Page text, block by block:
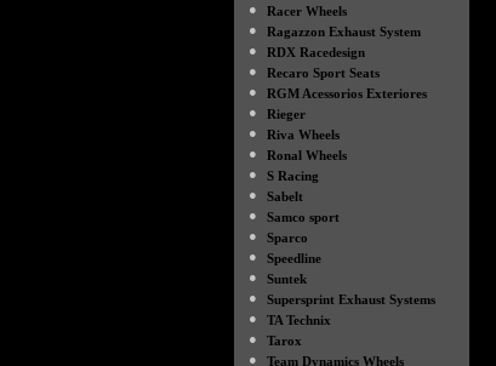
●
Racer Wheels
●
Ragazzon Exhaust System
●
RDX Racedesign
●
Recaro Sport Seats
●
RGM Acessorios Exteriores
●
Rieger
●
Riva Wheels
●
Ronal Wheels
●
S Racing
●
Sabelt
●
Samco sport
●
Sparco
●
Speedline
●
Suntek
●
Supersprint Exhaust Systems
●
TA Technix
●
Tarox
●
Team Dynamics Wheels